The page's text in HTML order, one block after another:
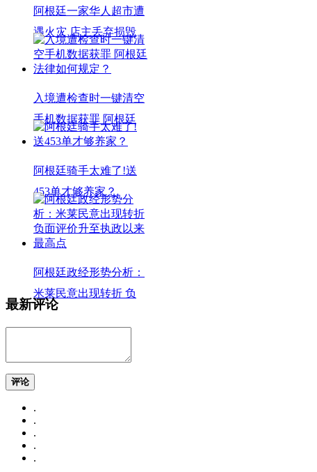
阿根廷一家华人超市遭
遇火灾 店主丢弃损毁
入境遭检查时一键清空
手机数据获罪 阿根廷
阿根廷骑手太难了!送
453单才够养家？
阿根廷政经形势分析：
米莱民意出现转折 负
最新评论
评论
.
.
.
.
.